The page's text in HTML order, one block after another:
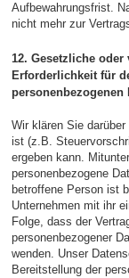
Aufbewahrungsfrist.
nicht mehr zur
12. Gesetzliche
Erforderlichkeit für
Wir klären Sie
ist (z.B.
ergeben kann.
personenbezogene
betroffene Person ist
Unternehmen mit ihr
Folge, dass der
personenbezogener
wenden. Unser
Bereitstellung der